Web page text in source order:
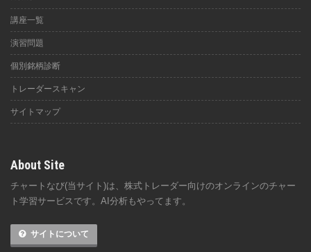
講座一覧
演習問題
個別銘柄診断
トレーダースキャン
サイトマップ
About Site
チャートなび(当サイト)は、株式トレーダー向けのオンラインのチャー
ト学習サービスです。AI分析もやってます。
サイトについて